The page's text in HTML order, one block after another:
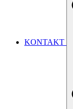
KONTAKT